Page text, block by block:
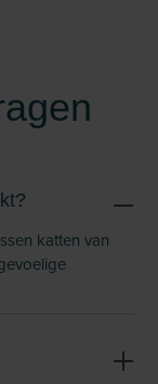
katten van